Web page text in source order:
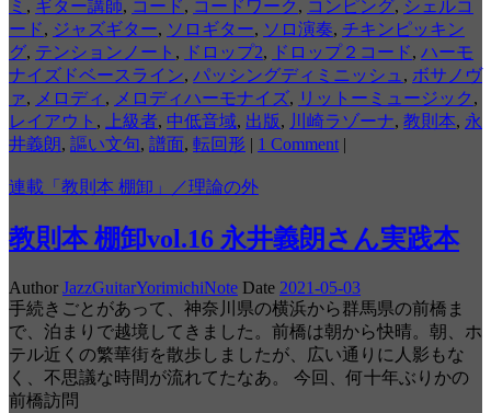
ミ , ギター講師, コード, コードワーク , コンピング, シェルコ
ード, ジャズギター, ソロギター, ソロ演奏, チキンピッキン
グ, テンションノート , ドロップ2, ドロップ２コード, ハーモ
ナイズドベースライン, パッシングディミニッシュ , ボサノヴ
ァ, メロディ , メロディハーモナイズ, リットーミュージック ,
レイアウト , 上級者, 中低音域, 出版, 川崎ラゾーナ, 教則本, 永
井義朗, 謳い文句, 譜面, 転回形 | 1 Comment |
連載「教則本 棚卸」／理論の外
教則本 棚卸vol.16 永井義朗さん実践本
Author JazzGuitarYorimichiNote Date 2021-05-03
手続きごとがあって、神奈川県の横浜から群馬県の前橋ま
で、泊まりで越境してきました。前橋は朝から快晴。朝、ホ
テル近くの繁華街を散歩しましたが、広い通りに人影もな
く、不思議な時間が流れてたなあ。 今回、何十年ぶりかの
前橋訪問